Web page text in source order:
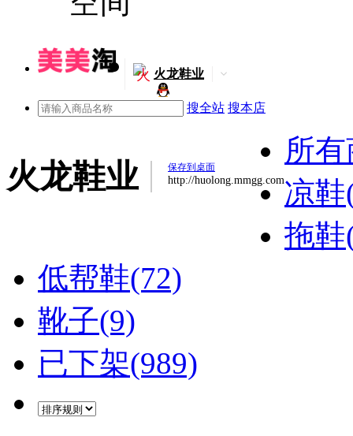
火 火龙鞋业
搜全站 搜本店
火龙鞋业 保存到桌面
http://huolong.mmgg.com
所
凉鞋
拖鞋
低帮鞋(72)
靴子(9)
已下架(989)